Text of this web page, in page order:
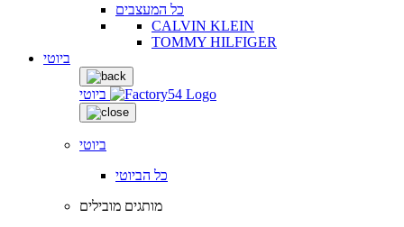
כל המעצבים
CALVIN KLEIN
TOMMY HILFIGER
ביוטי
ביוטי
ביוטי
כל הביוטי
מותגים מובילים